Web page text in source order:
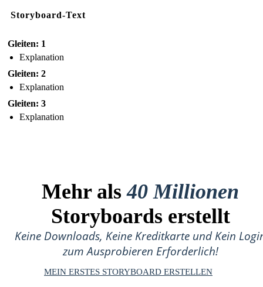
Storyboard-Text
Gleiten: 1
Explanation
Gleiten: 2
Explanation
Gleiten: 3
Explanation
Mehr als40 Millionen
Storyboards erstellt
Keine Downloads, Keine Kreditkarte und Kein
zum Ausprobieren Erforderlich!
MEIN ERSTES STORYBOARD ERSTELLEN